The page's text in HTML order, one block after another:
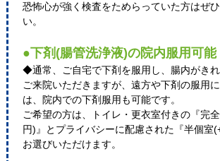
恐怖心が強く検査をためらっていた方はぜ
い。
●下剤(腸管洗浄液)の院内服用可能
◆通常、ご自宅で下剤を服用し、腸内がき
ご来院いただきますが、遠方や下剤の服用
は、院内での下剤服用も可能です。
ご希望の方は、トイレ・更衣室付きの『完
円)』とプライバシーに配慮された『半個室
お選びいただけます。